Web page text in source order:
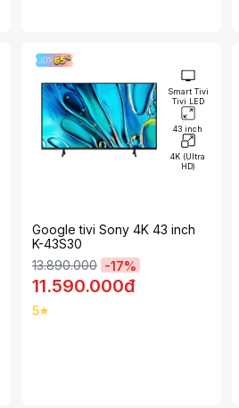
Smart Tivi
Tivi LED
43 inch
4K (Ultra
HD)
Google tivi Sony 4K 43 inch
K-43S30
13.890.000 -17%
11.590.000đ
5